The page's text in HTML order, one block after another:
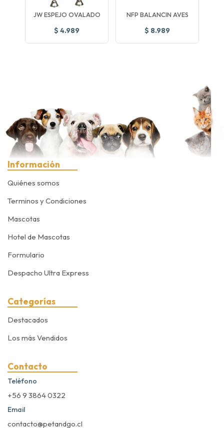
JW ESPEJO OVALADO
$ 4.989
NFP BALANCIN AVES
$ 8.989
Información
Quiénes somos
Terminos y Condiciones
Mascotas
Hotel de Mascotas
Formulario
Despacho Ultra Express
Categorías
Destacados
Los más Vendidos
Contacto
Teléfono
+56 9 3864 0322
Email
contacto@petandgo.cl